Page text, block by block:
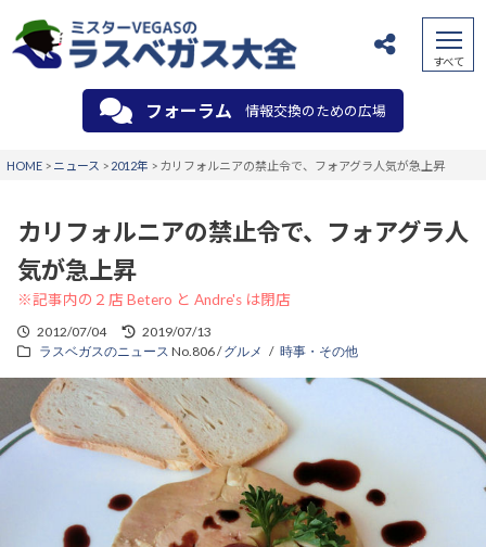
フォーラム 情報交換のための広場
HOME> ニュース > 2012年 > カリフォルニアの禁止令で、フォアグラ人気が急上昇
カリフォルニアの禁止令で、フォアグラ人
気が急上昇
※記事内の２店 Betero と Andre's は閉店
2012/07/04
2019/07/13
ラスベガスのニュース No.806 /グルメ 時事・その他